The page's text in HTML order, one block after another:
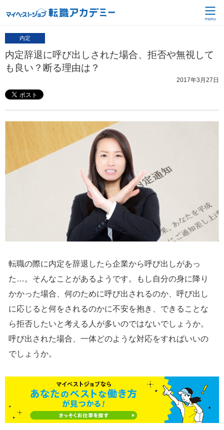
内定
内定辞退に呼び出しされた場合、拒否や無視して
も良い？断る理由は？
2017年3月27日
転職の際に内定を辞退したら企業から呼び出しがあっ
た…。そんなことがあるようです。もし自分の身に降り
かかった場合、何のために呼び出されるのか、呼び出し
に応じると何をされるのかに不安を抱き、できることな
ら拒否したいと考える人が多いのではないでしょうか。
呼び出された場合、一体どのような対応をすればいいの
でしょうか。